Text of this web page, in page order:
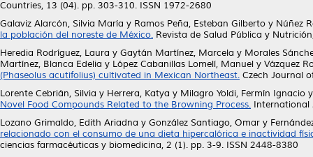
Countries, 13 (04). pp. 303-310. ISSN 1972-2680
Galaviz Alarcón, Silvia María y Ramos Peña, Esteban Gilberto y Núñez
la población del noreste de México. Revista de Salud Pública y
Heredia Rodríguez, Laura y Gaytán Martínez, Marcela y Morales
Martínez, Blanca Edelia y López Cabanillas Lomelí, Manuel y Vázquez
(Phaseolus acutifolius) cultivated in Mexican Northeast. Czech Journal
Lorente Cebrián, Silvia y Herrera, Katya y Milagro Yoldi, Fermín Ignacio
Novel Food Compounds Related to the Browning Process. International
Lozano Grimaldo, Edith Ariadna y González Santiago, Omar y
relacionado con el consumo de una dieta hipercalórica e inactividad
ciencias farmacéuticas y biomedicina, 2 (1). pp. 3-9. ISSN 2448-8380